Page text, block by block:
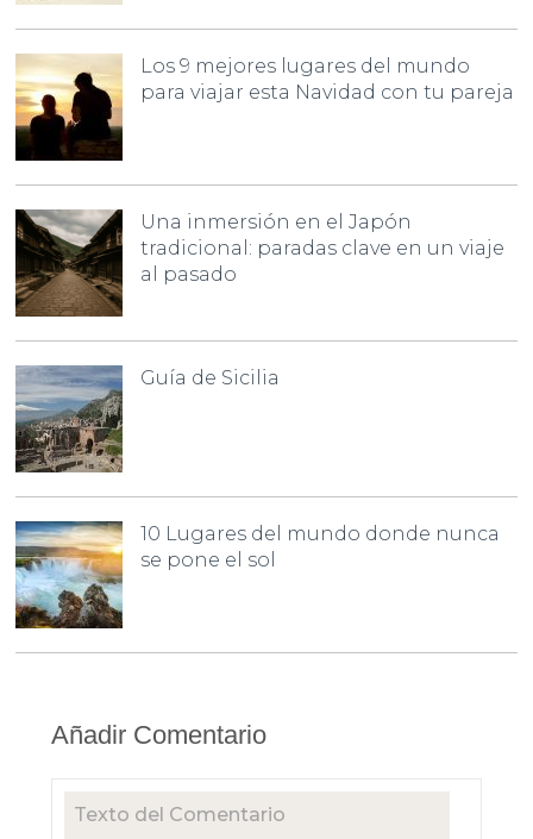
Los 9 mejores lugares del mundo
para viajar esta Navidad con tu pareja
Una inmersión en el Japón
tradicional: paradas clave en un viaje
al pasado
Guía de Sicilia
10 Lugares del mundo donde nunca
se pone el sol
Añadir Comentario